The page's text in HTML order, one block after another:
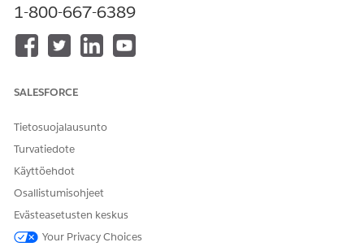
Rakennuspalikoiden määrittäminen ajoituskäytännöille
palveluresurssien täsmäämiseksi tapaamisiin. Käytä
ajoituskäytäntöjä hallitaksesi, mitä resursseja on saatavilla
Schedulingille Salesforce Go:ssa
Objektien kartoitus sallii sinun kartoittaa dataa minkä
tahansa objektin ja Palvelutapaaminen-objektin välillä,
jotta valitun objektin tietueita voidaan ajoittaa Workforce
Schedulingilla.
Omaisuuksien ajoituksen määrittäminen Workforce
Schedulingille
1-800-667-6389
SALESFORCE
Tietosuojalausunto
Turvatiedote
Käyttöehdot
Osallistumisohjeet
Evästeasetusten keskus
Your Privacy Choices